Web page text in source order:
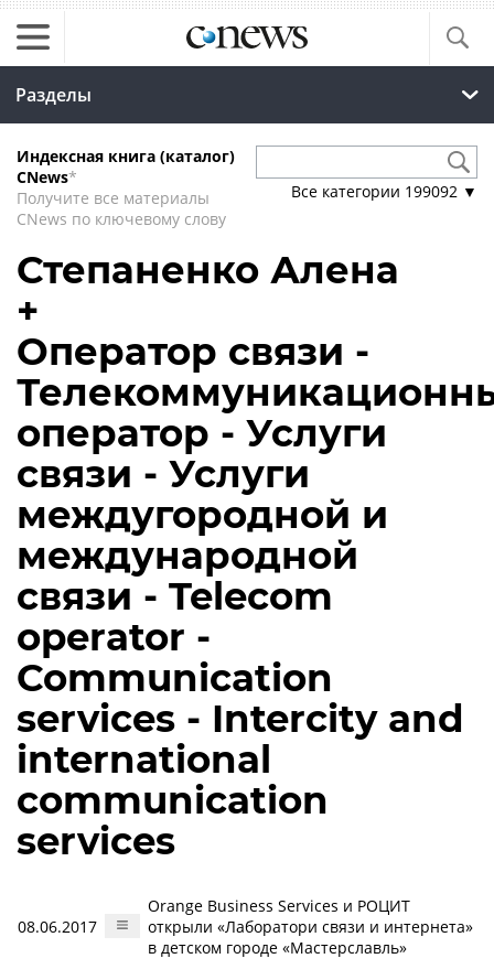
Разделы
Индексная книга (каталог)
CNews*
Получите все материалы
CNews по ключевому слову
Все категории 199092 ▼
Степаненко Алена
+
Оператор связи -
оператор - Услуги
связи - Услуги
междугородной и
международной
связи - Telecom
operator -
Communication
services - Intercity and
international
communication
services
08.06.2017
Orange Business Services и РОЦИТ
открыли «Лаборатори связи и интернета»
в детском городе «Мастерславль»